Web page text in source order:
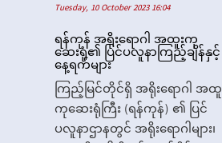
Tuesday, 10 October 2023 16:04
ရန်ကုန် အရိုးရောဂါ အထူးကု
ဆေးရုံ၏ ပြင်ပလူနာကြည့်ချိန်နှင့်
နေ့ရက်များ
ကြည့်မြင်တိုင်ရှိ အရိုးရောဂါ အထူ
ကုဆေးရုံကြီး (ရန်ကုန်) ၏ ပြင်
ပလူနာဌာနတွင် အရိုးရောဂါများ၊